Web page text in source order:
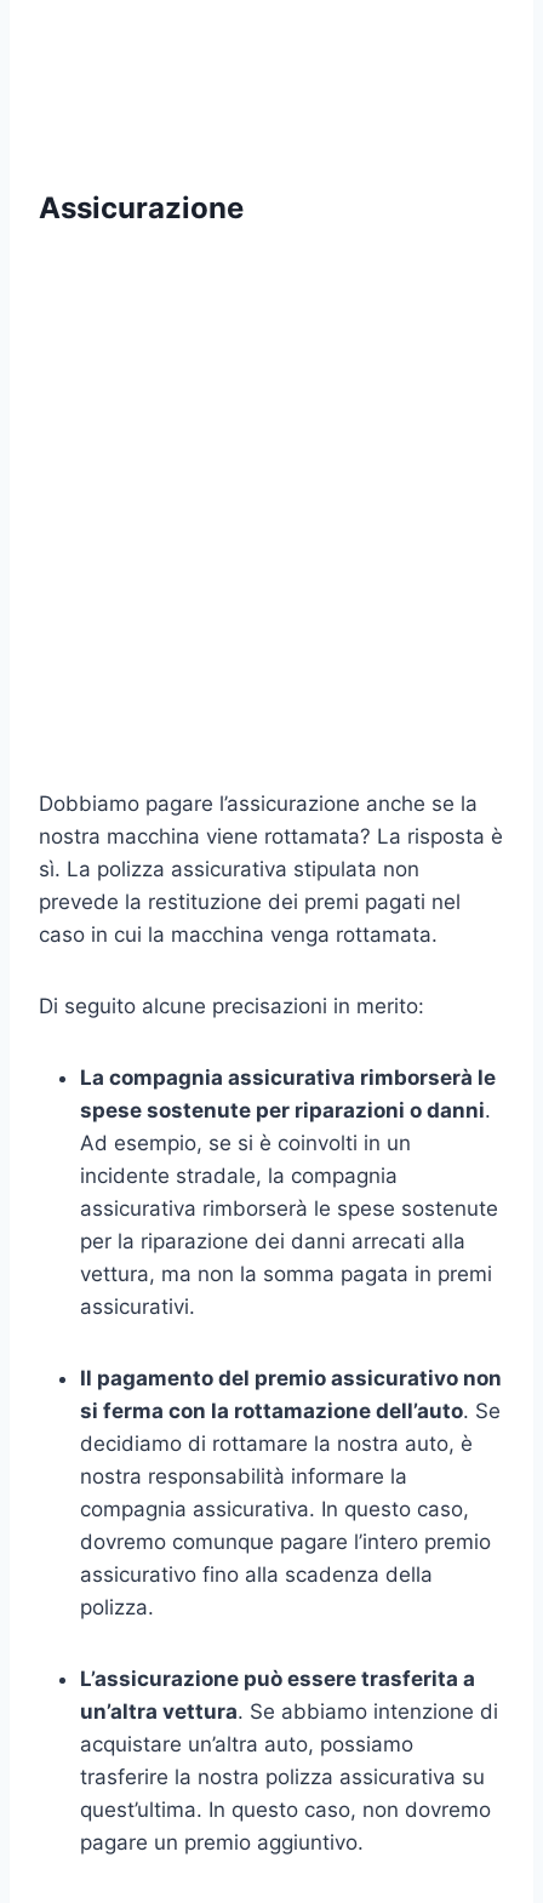
Assicurazione
Dobbiamo pagare l’assicurazione anche se la
nostra macchina viene rottamata? La risposta è
sì. La polizza assicurativa stipulata non
prevede la restituzione dei premi pagati nel
caso in cui la macchina venga rottamata.
Di seguito alcune precisazioni in merito:
La compagnia assicurativa rimborserà le
spese sostenute per riparazioni o danni.
Ad esempio, se si è coinvolti in un
incidente stradale, la compagnia
assicurativa rimborserà le spese sostenute
per la riparazione dei danni arrecati alla
vettura, ma non la somma pagata in premi
assicurativi.
Il pagamento del premio assicurativo non
si ferma con la rottamazione dell’auto. Se
decidiamo di rottamare la nostra auto, è
nostra responsabilità informare la
compagnia assicurativa. In questo caso,
dovremo comunque pagare l’intero premio
assicurativo fino alla scadenza della
polizza.
L’assicurazione può essere trasferita a
un’altra vettura. Se abbiamo intenzione di
acquistare un’altra auto, possiamo
trasferire la nostra polizza assicurativa su
quest’ultima. In questo caso, non dovremo
pagare un premio aggiuntivo.